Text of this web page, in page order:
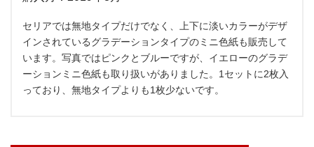
セリアでは無地タイプだけでなく、上下に淡いカラーがデザ
インされているグラデーションタイプのミニ色紙も販売して
います。写真ではピンクとブルーですが、イエローのグラデ
ーションミニ色紙も取り扱いがありました。1セットに2枚入
っており、無地タイプよりも1枚少ないです。